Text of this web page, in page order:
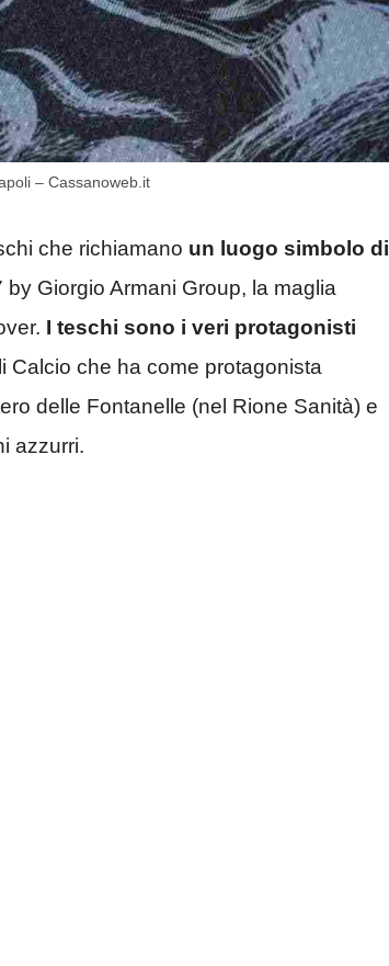
– Cassanoweb.it
che richiamano un luogo simbolo di
by Giorgio Armani Group, la maglia
I teschi sono i veri protagonisti
Calcio che ha come protagonista
delle Fontanelle (nel Rione Sanità) e
azzurri.